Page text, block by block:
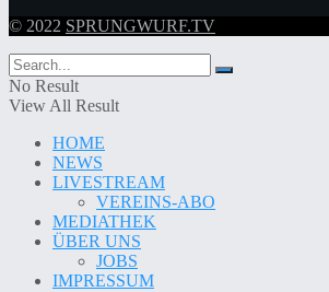
© 2022 SPRUNGWURF.TV
No Result
View All Result
HOME
NEWS
LIVESTREAM
VEREINS-ABO
MEDIATHEK
ÜBER UNS
JOBS
IMPRESSUM